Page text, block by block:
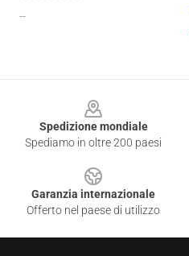
--
Spedizione mondiale
Spediamo in oltre 200 paesi
Garanzia internazionale
Offerto nel paese di utilizzo